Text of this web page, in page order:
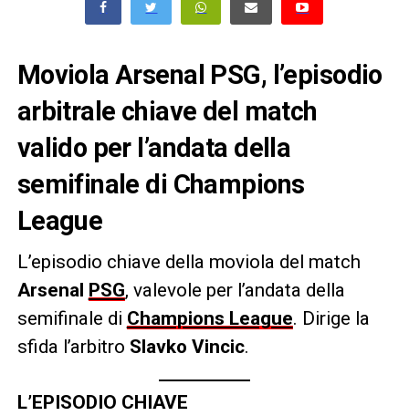
Moviola Arsenal PSG, l’episodio
arbitrale chiave del match
valido per l’andata della
semifinale di Champions
League
L’episodio chiave della moviola del match
Arsenal PSG, valevole per l’andata della
semifinale di Champions League. Dirige la
sfida l’arbitro Slavko Vincic.
L’EPISODIO CHIAVE